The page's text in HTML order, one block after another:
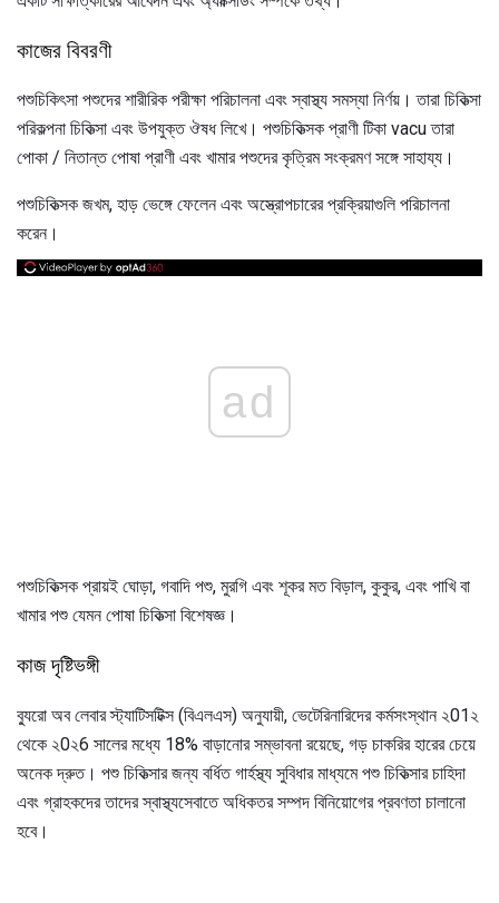
কাজের বিবরণী
পশুচিকিৎসা পশুদের শারীরিক পরীক্ষা পরিচালনা এবং স্বাস্থ্য সমস্যা নির্ণয়। তারা চিকিত্সা
পরিকল্পনা চিকিত্সা এবং উপযুক্ত ঔষধ লিখে। পশুচিকিত্সক প্রাণী টিকা vacu তারা
পোকা / নিতান্ত পোষা প্রাণী এবং খামার পশুদের কৃত্রিম সংক্রমণ সঙ্গে সাহায্য।
পশুচিকিত্সক জখম, হাড় ভেঙ্গে ফেলেন এবং অস্ত্রোপচারের প্রক্রিয়াগুলি পরিচালনা
করেন।
ad
পশুচিকিত্সক প্রায়ই ঘোড়া, গবাদি পশু, মুরগি এবং শূকর মত বিড়াল, কুকুর, এবং পাখি বা
খামার পশু যেমন পোষা চিকিত্সা বিশেষজ্ঞ।
কাজ দৃষ্টিভঙ্গী
ব্যুরো অব লেবার স্ট্যাটিসটিক্স (বিএলএস) অনুযায়ী, ভেটেরিনারিদের কর্মসংস্থান ২01২
থেকে ২0২6 সালের মধ্যে 18% বাড়ানোর সম্ভাবনা রয়েছে, গড় চাকরির হারের চেয়ে
অনেক দ্রুত। পশু চিকিত্সার জন্য বর্ধিত গার্হস্থ্য সুবিধার মাধ্যমে পশু চিকিত্সার চাহিদা
এবং গ্রাহকদের তাদের স্বাস্থ্যসেবাতে অধিকতর সম্পদ বিনিয়োগের প্রবণতা চালানো
হবে।